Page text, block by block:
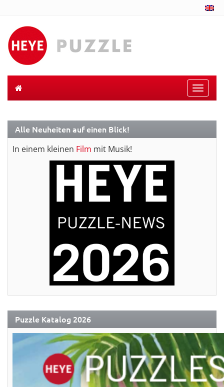
Toggle
Alle Neuheiten auf einen Blick!
In einem kleinen Film mit Musik!
Puzzle Katalog 2026